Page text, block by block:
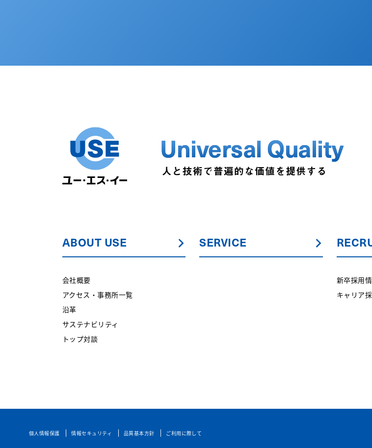
Universal Quality
ABOUT USE
会社概要
アクセス・事務所一覧
沿革
サステナビリティ
トップ対談
SERVICE
新卒採用
キャリア
個人情報保護 情報セキュリティ 品質基本方針 ご利用に際して